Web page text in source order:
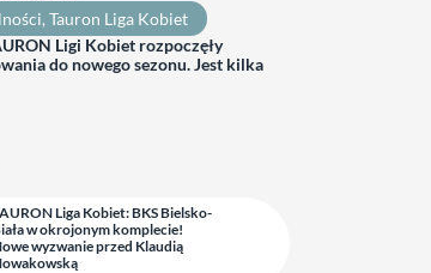
, Tauron Liga Kobiet
Ligi Kobiet rozpoczęły
do nowego sezonu. Jest kilka
Liga Kobiet: BKS Bielsko-
w okrojonym komplecie!
wyzwanie przed Klaudią